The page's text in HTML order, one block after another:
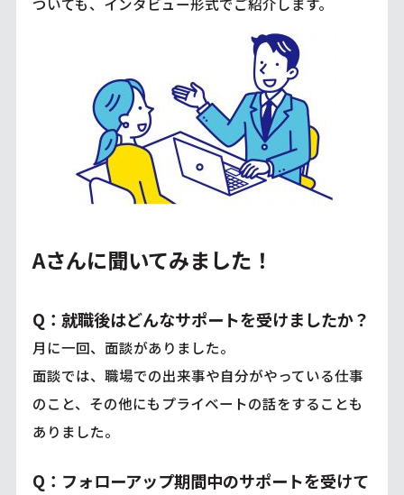
Aさんに聞いてみました！
Q：就職後はどんなサポートを受けましたか？
月に一回、面談がありました。
面談では、職場での出来事や自分がやっている仕事
のこと、その他にもプライベートの話をすることも
ありました。
Q：フォローアップ期間中のサポートを受けて